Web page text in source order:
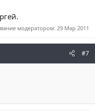
модератором: 29 Мар 2011
#7